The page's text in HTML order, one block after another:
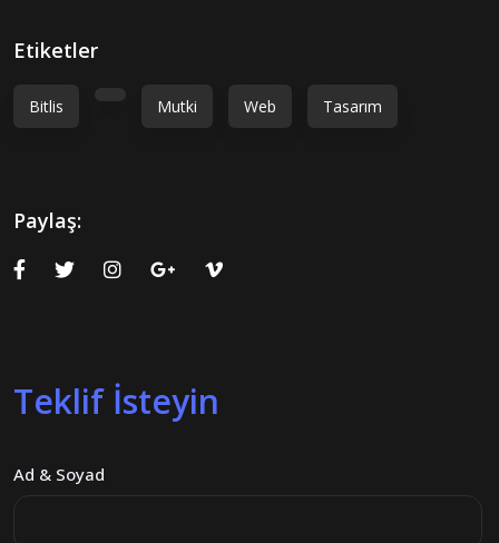
Etiketler
Bitlis Mutki Web Tasarım
Paylaş:
Teklif İsteyin
Ad & Soyad